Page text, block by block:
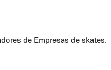
de Empresas de skates.